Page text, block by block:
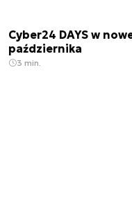
Cyber24 DAYS w
października
3 min.